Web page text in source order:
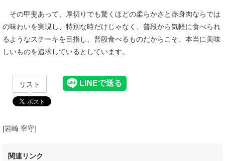
その甲斐あって、厚切りでも驚くほどの柔らかさと赤身肉ならでは
の味わいを実現し、特別な時だけじゃなく、普段から気軽に食べられ
るようなステーキを目指し、普段食べるものだからこそ、本当に美味
しいものを追求しているとしています。
リスト
[岩崎 宰守]
関連リンク